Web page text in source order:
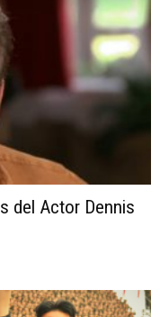
del Actor Dennis